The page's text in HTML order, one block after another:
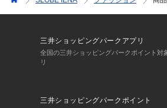
三井ショッピングパークアプリ
全国の三井ショッピングパークポイント対
リ
三井ショッピングパークポイント